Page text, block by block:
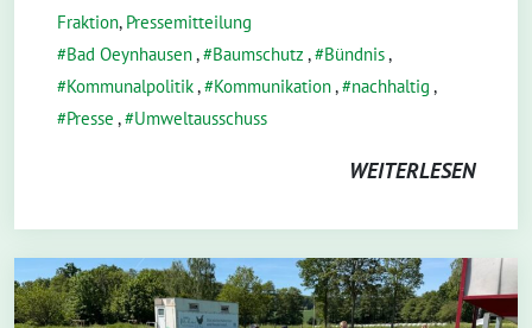
Fraktion, Pressemitteilung
Bad Oeynhausen, Baumschutz , Bündnis,
Kommunalpolitik, Kommunikation, nachhaltig ,
Presse , Umweltausschuss
WEITERLESEN